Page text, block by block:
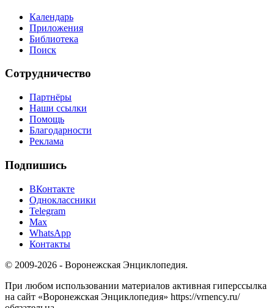
Календарь
Приложения
Библиотека
Поиск
Сотрудничество
Партнёры
Наши ссылки
Помощь
Благодарности
Реклама
Подпишись
ВКонтакте
Одноклассники
Telegram
Max
WhatsApp
Контакты
© 2009-2026 - Воронежская Энциклопедия.
При любом использовании материалов активная гиперссылка
на сайт «Воронежская Энциклопедия» https://vrnency.ru/